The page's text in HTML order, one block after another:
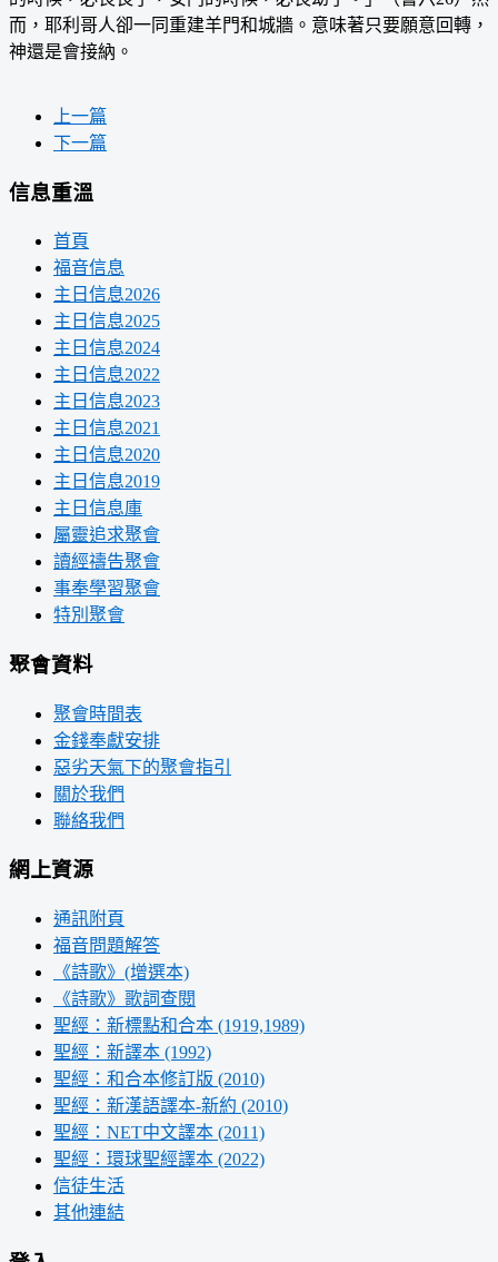
而，耶利哥人卻一同重建羊門和城牆。意味著只要願意回轉，
神還是會接納。
上一篇
下一篇
信息重溫
首頁
福音信息
主日信息2026
主日信息2025
主日信息2024
主日信息2022
主日信息2023
主日信息2021
主日信息2020
主日信息2019
主日信息庫
屬靈追求聚會
讀經禱告聚會
事奉學習聚會
特別聚會
聚會資料
聚會時間表
金錢奉獻安排
惡劣天氣下的聚會指引
關於我們
聯絡我們
網上資源
通訊附頁
福音問題解答
《詩歌》(增選本)
《詩歌》歌詞查閱
聖經：新標點和合本 (1919,1989)
聖經：新譯本 (1992)
聖經：和合本修訂版 (2010)
聖經：新漢語譯本-新約 (2010)
聖經：NET中文譯本 (2011)
聖經：環球聖經譯本 (2022)
信徒生活
其他連結